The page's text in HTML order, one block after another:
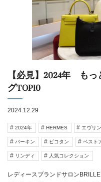
【必見】2024年 も
グTOP10
2024.12.29
2024年 HERMES エヴリン
バーキン ピコタン ベスト
リンディ 人気コレクション
レディースブランドサロン